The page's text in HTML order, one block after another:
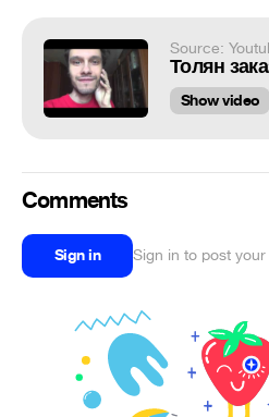
Source:
Толян
Show video
Comments
Sign in Sign in to post